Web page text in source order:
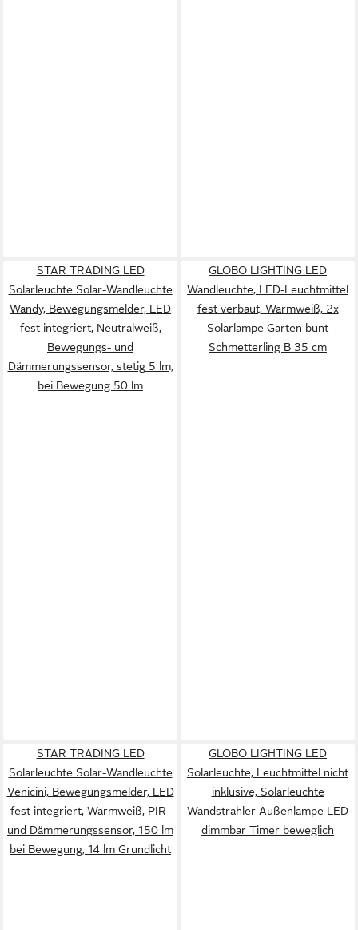
STAR TRADING LED
Solarleuchte Solar-Wandleuchte
Wandy, Bewegungsmelder, LED
fest integriert, Neutralweiß,
Bewegungs- und
Dämmerungssensor, stetig 5 lm,
bei Bewegung 50 lm
GLOBO LIGHTING LED
Wandleuchte, LED-Leuchtmittel
fest verbaut, Warmweiß, 2x
Solarlampe Garten bunt
Schmetterling B 35 cm
STAR TRADING LED
Solarleuchte Solar-Wandleuchte
Venicini, Bewegungsmelder, LED
fest integriert, Warmweiß, PIR-
und Dämmerungssensor, 150 lm
bei Bewegung, 14 lm Grundlicht
GLOBO LIGHTING LED
Solarleuchte, Leuchtmittel nicht
inklusive, Solarleuchte
Wandstrahler Außenlampe LED
dimmbar Timer beweglich